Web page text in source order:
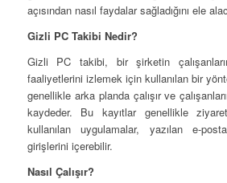
açısından nasıl faydalar sağladığını ele
Gizli PC Takibi Nedir?
Gizli PC takibi, bir şirketin
faaliyetlerini izlemek için kullanılan bir
genellikle arka planda çalışır ve
kaydeder. Bu kayıtlar genellikle
kullanılan uygulamalar, yazılan e-
girişlerini içerebilir.
Nasıl Çalışır?